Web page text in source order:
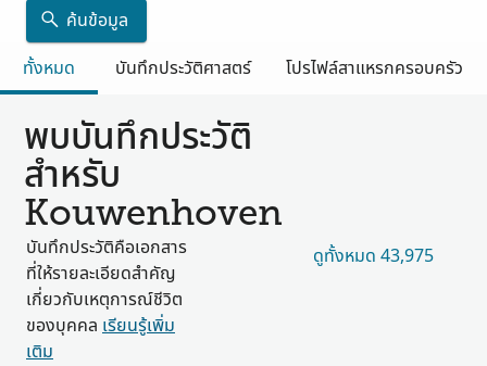
ค้นข้อมูล
ทั้งหมด
บันทึกประวัติศาสตร์ โปรไฟล์สาแหรกครอบครัว
พบบันทึกประวัติ
สำหรับ
Kouwenhoven
บันทึกประวัติคือเอกสาร
ที่ให้รายละเอียดสำคัญ
เกี่ยวกับเหตุการณ์ชีวิต
ของบุคคล เรียนรู้เพิ่ม
เติม
ดูทั้งหมด 43,975